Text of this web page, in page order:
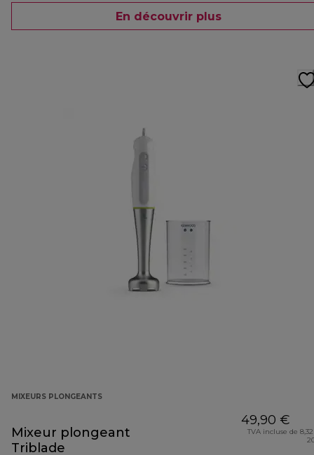
En découvrir plus
MIXEURS PLONGEANTS
Mixeur plongeant
Triblade
49,90 €
TVA incluse de